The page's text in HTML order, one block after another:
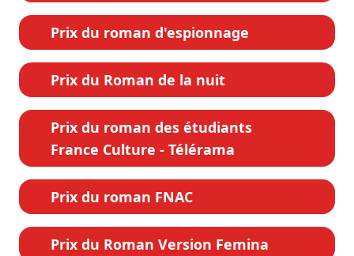
Prix du roman d'espionnage
Prix du Roman de la nuit
Prix du roman des étudiants
France Culture - Télérama
Prix du roman FNAC
Prix du Roman Version Femina